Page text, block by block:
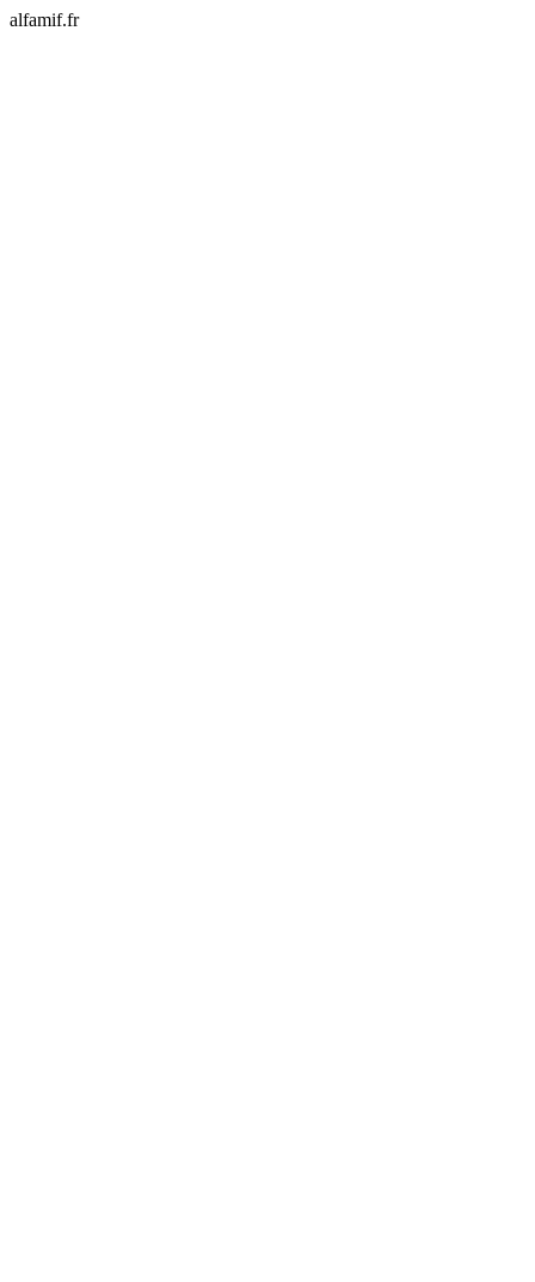
alfamif.fr